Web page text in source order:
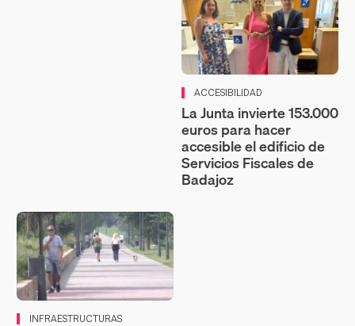
ACCESIBILIDAD
La Junta invierte 153.000
euros para hacer
accesible el edificio de
Servicios Fiscales de
Badajoz
INFRAESTRUCTURAS